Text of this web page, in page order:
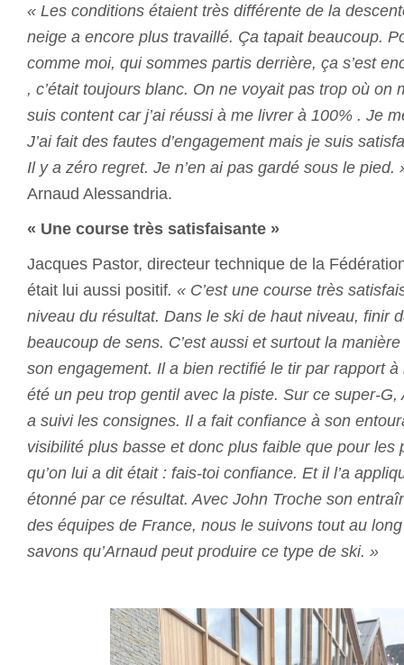
« Les conditions étaient très différente de la
neige a encore plus travaillé. Ça tapait beaucoup.
comme moi, qui sommes partis derrière, ça s’est
, c’était toujours blanc. On ne voyait pas trop où on
suis content car j’ai réussi à me livrer à 100% . Je
J’ai fait des fautes d’engagement mais je suis
Il y a zéro regret. Je n’en ai pas gardé sous le pied.
Arnaud Alessandria.
« Une course très satisfaisante »
Jacques Pastor, directeur technique de la
était lui aussi positif. « C’est une course très
niveau du résultat. Dans le ski de haut niveau, finir
beaucoup de sens. C’est aussi et surtout la
son engagement. Il a bien rectifié le tir par rapport
été un peu trop gentil avec la piste. Sur ce super-G,
a suivi les consignes. Il a fait confiance à son
visibilité plus basse et donc plus faible que pour les
qu’on lui a dit était : fais-toi confiance. Et il l’a
étonné par ce résultat. Avec John Troche son
des équipes de France, nous le suivons tout au
savons qu’Arnaud peut produire ce type de ski. »